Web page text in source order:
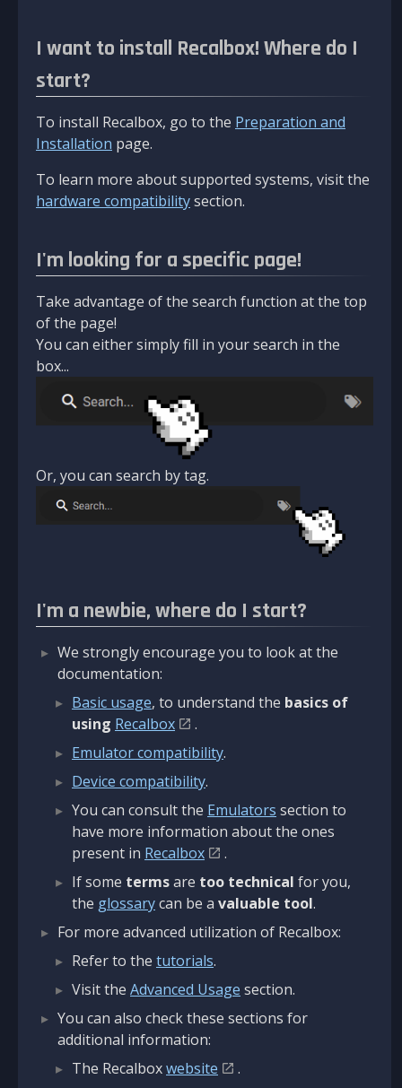
I want to install Recalbox! Where do I
start?
To install Recalbox, go to the Preparation and
Installation page.
To learn more about supported systems, visit the
hardware compatibilitysection.
I'm looking for a specific page!
Take advantage of the search function at the top
of the page!
You can either simply fill in your search in the
box...
Or, you can search by tag.
I'm a newbie, where do I start?
We strongly encourage you to look at the
documentation:
Basic usage, to understand the basics of
using Recalbox
.
Emulator compatibility.
Device compatibility.
You can consult the Emulators section to
have more information about the ones
present in Recalbox
.
If some termsare too technical for you,
the glossarycan be a valuable tool.
For more advanced utilization of Recalbox:
Refer to the tutorials.
Visit the Advanced Usage section.
You can also check these sections for
additional information:
The Recalboxwebsite
.